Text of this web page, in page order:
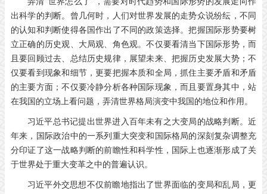
出科学的判断。曾几何时，人们对世界发展的走势众说纷纭，不同
的认知和判断使得各国作出了不同的政策选择。把握国际形势要树
立正确的历史观、大局观、角色观。不仅要看清当下国际形势，而
且要回顾过去、总结历史规律，展望未来、把握历史发展大势；不
仅要看到现象和细节，更要把握本质和全局，抓住主要矛盾和矛盾
的主要方面；不仅要冷静分析各种国际现象，而且要置身其中，站
在我国的立场上看问题，弄清世界格局演变中我国的地位和作用。
习近平总书记提出世界进入百年未有之大变局的战略判断。近
年来，国际政治中的一系列重大突变和国际格局的深刻复杂调整充
分印证了这一战略判断的前瞻性和科学性，国际上也逐渐形成了关
于世界处于重大变革之中的普遍认识。
习近平外交思想不仅前瞻地指出了世界面临的变局和乱局，更